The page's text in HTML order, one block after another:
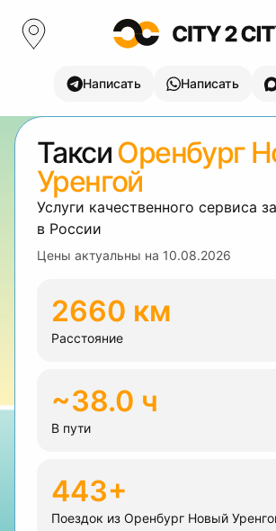
Написать Написать
ТаксиОренбург
Уренгой
Услуги качественного сервиса
в России
Цены актуальны на 10.08.2026
2660 км
Расстояние
~38.0 ч
В пути
443+
Поездок из Оренбург Новый